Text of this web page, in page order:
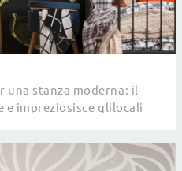
una stanza moderna: il
impreziosisce glilocali